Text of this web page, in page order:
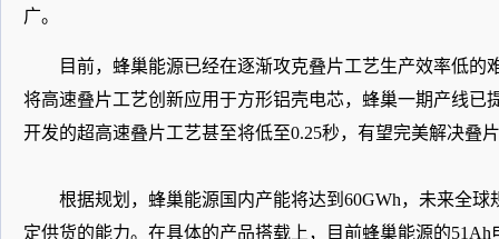
广。
目前，蜂巢能源已经在逐渐攻克叠片工艺生产效率低的
将高速叠片工艺创新应用于方形铝壳电芯，蜂巢一期产线已
开发的超高速叠片工艺甚至将低至0.25秒，有望完美解决叠
根据规划，蜂巢能源国内产能将达到60GWh，未来全
定供货的能力。在具体的产品搭载上，目前蜂巢能源的